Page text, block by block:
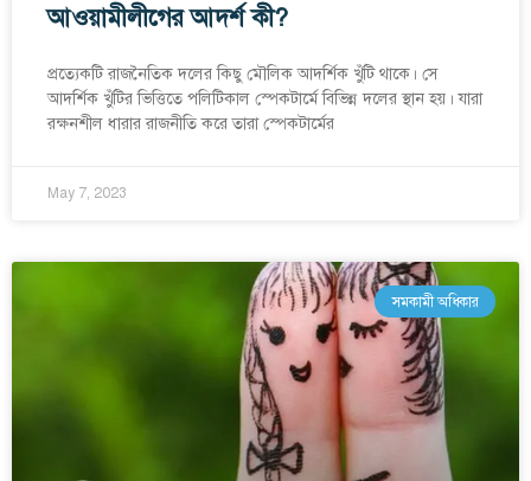
আওয়ামীলীগের আদর্শ কী?
প্রত্যেকটি রাজনৈতিক দলের কিছু মৌলিক আদর্শিক খুঁটি থাকে। সে
আদর্শিক খুঁটির ভিত্তিতে পলিটিকাল স্পেকটার্মে বিভিন্ন দলের স্থান হয়। যারা
রক্ষনশীল ধারার রাজনীতি করে তারা স্পেকটার্মের
May 7, 2023
সমকামী অধিকার